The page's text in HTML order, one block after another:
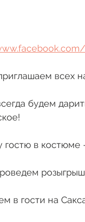
всех
будем
в костюме
в гости на